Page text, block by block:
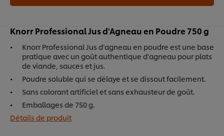
Knorr Professional Jus d'Agneau en Poudre 750 g
Knorr Professional Jus d’agneau en poudre est une base
pratique avec un goût authentique d’agneau pour plats
de viande, sauces et jus.
Poudre soluble qui se délaye et se dissout facilement.
Sans colorant artificiel et sans exhausteur de goût.
Emballages de 750 g.
Détails de produit